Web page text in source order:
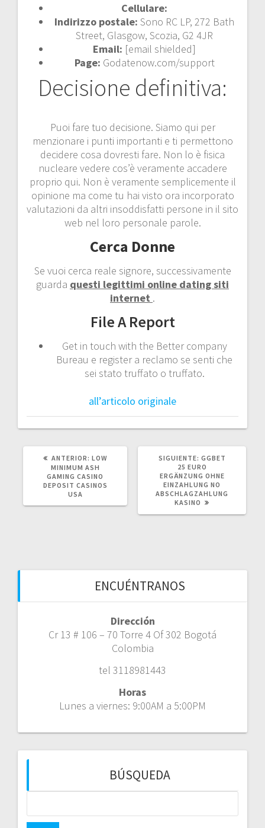
Cellulare:
Indirizzo postale: Sono RC LP, 272 Bath
Street, Glasgow, Scozia, G2 4JR
Email: [email shielded]
Page: Godatenow.com/support
Decisione definitiva:
Puoi fare tuo decisione. Siamo qui per
menzionare i punti importanti e ti permettono
decidere cosa dovresti fare. Non lo è fisica
nucleare vedere cos’è veramente accadere
proprio qui. Non è veramente semplicemente il
opinione ma come tu hai visto ora incorporato
valutazioni da altri insoddisfatti persone in il sito
web nel loro personale parole.
Cerca Donne
Se vuoi cerca reale signore, successivamente
guarda questi legittimi online dating siti
internet .
File A Report
Get in touch with the Better company
Bureau e register a reclamo se senti che
sei stato truffato o truffato.
all’articolo originale
ANTERIOR: POST
ANTERIOR:
LOW
MINIMUM ASH
GAMING CASINO
DEPOSIT CASINOS
USA
SIGUIENTE: SIGUIENTE
POST:
GGBET
25 EURO
ERGÄNZUNG OHNE
EINZAHLUNG NO
ABSCHLAGZAHLUNG
KASINO
ENCUÉNTRANOS
Dirección
Cr 13 # 106 – 70 Torre 4 Of 302 Bogotá
Colombia
tel 3118981443
Horas
Lunes a viernes: 9:00AM a 5:00PM
BÚSQUEDA